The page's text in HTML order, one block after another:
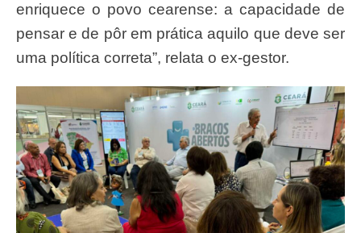
enriquece o povo cearense: a capacidade de
pensar e de pôr em prática aquilo que deve ser
uma política correta”, relata o ex-gestor.